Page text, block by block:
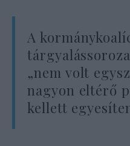
A
„nem volt
nagyon eltérő
kellett